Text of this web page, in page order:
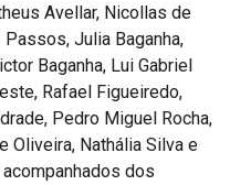
Avellar, Nicollas de
Julia Baganha,
Baganha, Lui Gabriel
Rafael Figueiredo,
Pedro Miguel Rocha,
Oliveira, Nathália Silva e
dos